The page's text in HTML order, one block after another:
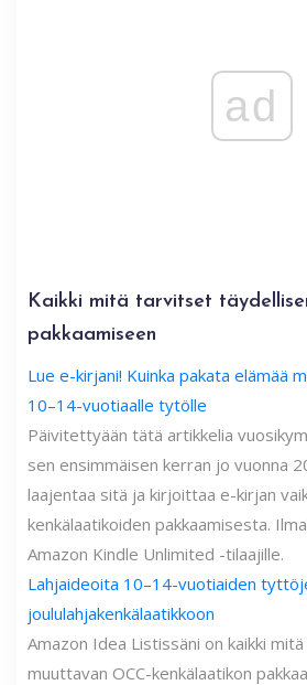
ad
Kaikki mitä tarvitset
pakkaamiseen
Lue e-kirjani! Kuinka pakata elämää
10–14-vuotiaalle tytölle
Päivitettyään tätä artikkelia
sen ensimmäisen kerran jo vuonna
laajentaa sitä ja kirjoittaa e-kirjan
kenkälaatikoiden pakkaamisesta.
Amazon Kindle Unlimited -tilaajille.
Lahjaideoita 10–14-vuotiaiden
joululahjakenkälaatikkoon
Amazon Idea Listissäni on kaikki
muuttavan OCC-kenkälaatikon